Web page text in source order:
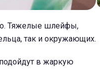
Тяжелые шлейфы,
так и окружающих.
в жаркую